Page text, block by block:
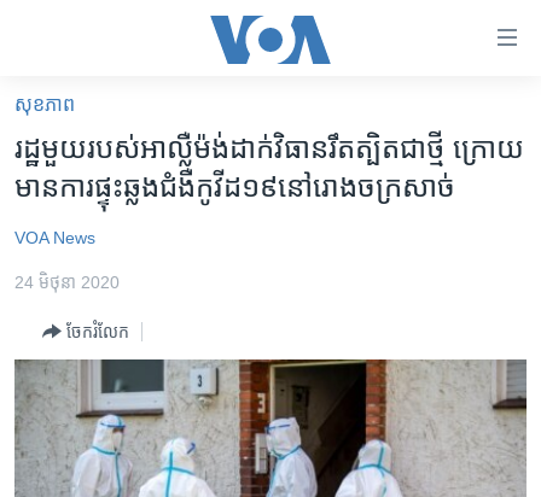
គេហទំព័រ​
ទាក់ទង
រំលង​
និង​
ទំព័រ​
ម្តង
រំលង​
និង​
ចូល​
ទៅ​
អន្តរជាតិ
ហេឡូវីអូអេ
កម្ពុជាច្នៃប្រតិដ្ឋ
ព្រឹត្តិការណ៍ព័ត៌មាន
ទូរទស្សន៍ / វីដេអូ​
វិទ្យុ / ផតខាសថ៍
សុខភាព
រដ្ឋ​មួយ​របស់​អាល្លឺម៉ង់​​ដាក់​វិធាន​រឹតត្បិត​ជា​ថ្មី​ ក្រោយ​​
មាន​ការ​ផ្ទុះ​ឆ្លង​ជំងឺកូវីដ១៩​នៅ​រោងចក្រ​សាច់
VOA News
24 មិថុនា 2020
ចែករំលែក